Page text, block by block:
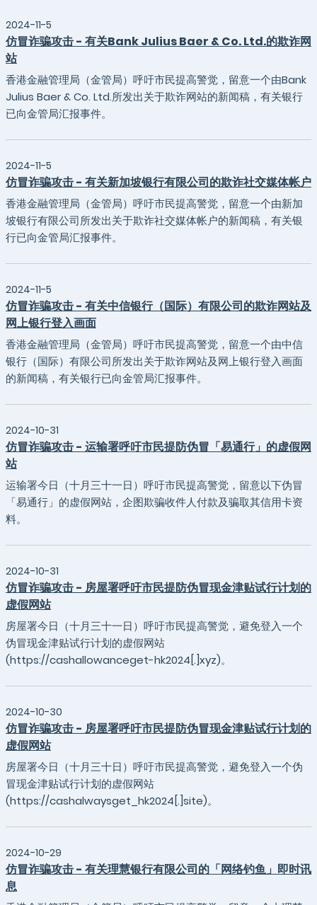
2024-11-5
仿冒诈骗攻击 - 有关Bank Julius Baer & Co. Ltd.的欺诈网
站
香港金融管理局（金管局）呼吁市民提高警觉，留意一个由Bank
Julius Baer & Co. Ltd.所发出关于欺诈网站的新闻稿，有关银行
已向金管局汇报事件。
2024-11-5
仿冒诈骗攻击 - 有关新加坡银行有限公司的欺诈社交媒体帐户
香港金融管理局（金管局）呼吁市民提高警觉，留意一个由新加
坡银行有限公司所发出关于欺诈社交媒体帐户的新闻稿，有关银
行已向金管局汇报事件。
2024-11-5
仿冒诈骗攻击 - 有关中信银行（国际）有限公司的欺诈网站及
网上银行登入画面
香港金融管理局（金管局）呼吁市民提高警觉，留意一个由中信
银行（国际）有限公司所发出关于欺诈网站及网上银行登入画面
的新闻稿，有关银行已向金管局汇报事件。
2024-10-31
仿冒诈骗攻击 - 运输署呼吁市民提防伪冒「易通行」的虚假网
站
运输署今日（十月三十一日）呼吁市民提高警觉，留意以下伪冒
「易通行」的虚假网站，企图欺骗收件人付款及骗取其信用卡资
料。
2024-10-31
仿冒诈骗攻击 - 房屋署呼吁市民提防伪冒现金津贴试行计划的
虚假网站
房屋署今日（十月三十一日）呼吁市民提高警觉，避免登入一个
伪冒现金津贴试行计划的虚假网站
(https://cashallowanceget-hk2024[.]xyz)。
2024-10-30
仿冒诈骗攻击 - 房屋署呼吁市民提防伪冒现金津贴试行计划的
虚假网站
房屋署今日（十月三十日）呼吁市民提高警觉，避免登入一个伪
冒现金津贴试行计划的虚假网站
(https://cashalwaysget_hk2024[.]site)。
2024-10-29
仿冒诈骗攻击 - 有关理慧银行有限公司的「网络钓鱼」即时讯
息